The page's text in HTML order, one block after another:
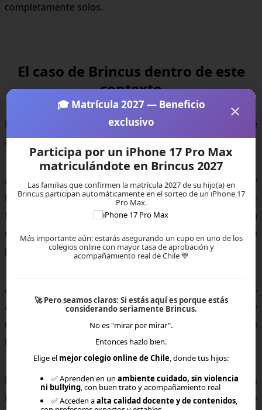
completamente solos.
El caso de Brincus dentro de este
contexto
Brincus forma parte de este modelo de educación online
acompañado.
A través de clases, contenidos organizados y
herramientas disponibles en plataforma, busca que las
familias puedan acceder a una experiencia educativa
estructurada sin tener que asumir solas toda la
planificación académica.
Además, el acceso a clases grabadas y distintos recursos
ayuda a que el aprendizaje pueda organizarse de
manera más flexible y compatible con la realidad de cada
hogar.
Para muchas familias, esto entrega una sensación
importante de apoyo y tranquilidad durante el proceso
×
🎓 Matrícula 2027 — Beneficio
exclusivo
Participa por un iPhone 17 Pro Max
matriculándote en Brincus 2027
Las familias que confirmen la matrícula 2027 de su hijo(a) en
Brincus participan automáticamente en el sorteo de un iPhone 17
Pro Max.
Más importante aún: estarás asegurando un cupo en uno de los
colegios online con mayor tasa de aprobación y
acompañamiento real de Chile 💙
🚀Pero seamos claros: Si estás aquí es porque estás
considerando seriamente Brincus.
No es "mirar por mirar".
Entonces hazlo bien.
Elige el mejor colegio online de Chile, donde tus hijos:
✅ Aprenden en unambiente cuidado, sin violencia
ni bullying, con buen trato y acompañamiento real
✅ Acceden aalta calidad docente y de contenidos,